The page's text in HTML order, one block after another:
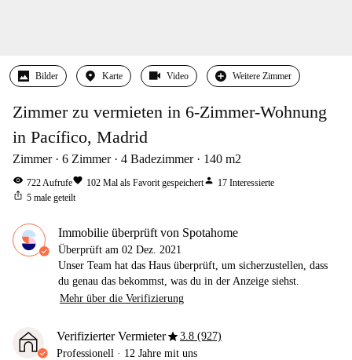
Bilder Karte Video Weitere Zimmer
Zimmer zu vermieten in 6-Zimmer-Wohnung
in Pacífico, Madrid
Zimmer 6 Zimmer 4 Badezimmer 140 m2
visibility 722Aufrufefavorite 102 Mal als Favorit gespeichertperson 17 Interessierte
ios_share 5 male geteilt
Immobilie überprüft von Spotahome
Überprüft am 02 Dez. 2021
Unser Team hat das Haus überprüft, um sicherzustellen, dass
du genau das bekommst, was du in der Anzeige siehst.
Mehr über die Verifizierung
Verifizierter Vermieterstar3.8 (927)
Professionell · 12 Jahre mit uns